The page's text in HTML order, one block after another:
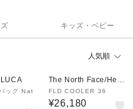
キッズ・ベビー
人気順
ッグ Nat
The North Face/Helly
Hansen
FLD COOLER 36
¥26,180